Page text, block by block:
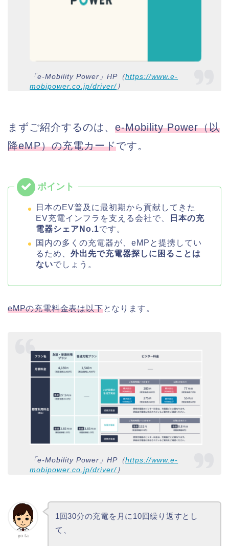
「e-Mobility Power」HP（https://www.e-
mobipower.co.jp/driver/ ）
まずご紹介するのは、 e-Mobility Power（以
降eMP）の充電カードです。
日本のEV普及に最初期から貢献してきた
EV充電インフラを支える会社で、
日本の充
電器シェアNo.1です。
国内の多くの充電器が、eMPと提携してい
るため、 外出先で充電器探しに困ることは
ないでしょう。
eMPの充電料金表は以下となります。
「e-Mobility Power」HP（https://www.e-
mobipower.co.jp/driver/ ）
yo-ta
1回30分の充電を月に10回繰り返すとし
て、